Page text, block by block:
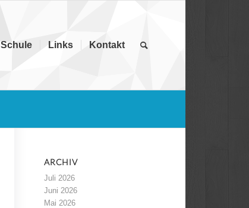
Schule Links Kontakt
ARCHIV
Juli 2026
Juni 2026
Mai 2026